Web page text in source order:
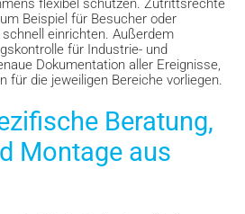
flexibel schützen. Zutrittsrechte
Beispiel für Besucher oder
einrichten. Außerdem
für Industrie- und
Dokumentation aller Ereignisse,
für die jeweiligen Bereiche vorliegen.
Beratung,
Montage aus